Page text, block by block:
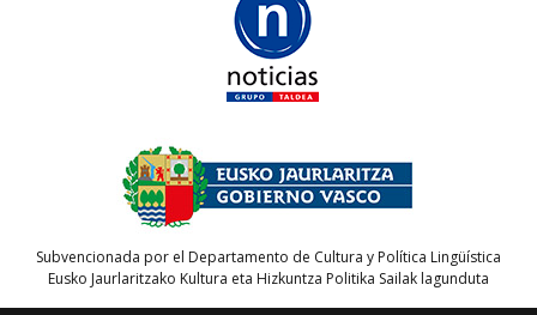
Subvencionada por el Departamento de Cultura y Política Lingüística
Eusko Jaurlaritzako Kultura eta Hizkuntza Politika Sailak lagunduta